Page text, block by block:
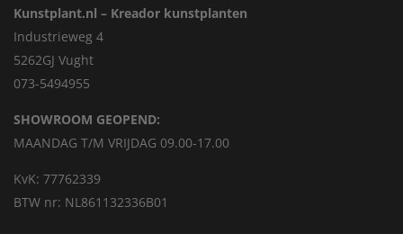
Kunstplant.nl – Kreador kunstplanten
Industrieweg 4
5262GJ Vught
073-5494955
SHOWROOM GEOPEND:
MAANDAG T/M VRIJDAG 09.00-17.00
KvK: 77762339
BTW nr: NL861132336B01